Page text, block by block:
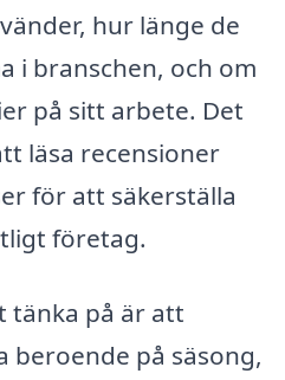
hur länge de
i branschen, och om
på sitt arbete. Det
läsa recensioner
för att säkerställa
företag.
tänka på är att
beroende på säsong,